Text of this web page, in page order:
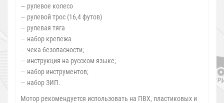
— рулевое колесо
— рулевой трос (16,4 футов)
— рулевая тяга
— набор крепежа
— чека безопасности;
— инструкция на русском языке;
— набор инструментов;
— набор ЗИП.
Мотор рекомендуется использовать на ПВХ, пластиковых и